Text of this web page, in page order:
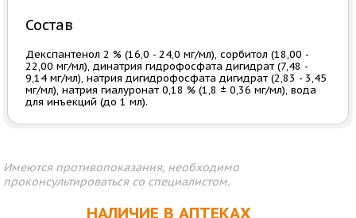
Состав
Декспантенол 2 % (16,0 - 24,0 мг/мл), сорбитол (18,00 -
22,00 мг/мл), динатрия гидрофосфата дигидрат (7,48 -
9,14 мг/мл), натрия дигидрофосфата дигидрат (2,83 - 3,45
мг/мл), натрия гиалуронат 0,18 % (1,8 ± 0,36 мг/мл), вода
для инъекций (до 1 мл).
Имеются противопоказания, необходимо
проконсультироваться со специалистом.
НАЛИЧИЕ В АПТЕКАХ